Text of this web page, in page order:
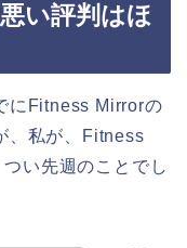
い評判はほ
にFitness Mirrorの
、私が、Fitness
い先週のことでし